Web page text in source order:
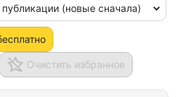
публикации (новые сначала)
Очистить избранное